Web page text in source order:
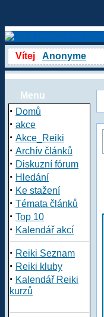
Vítej Anonyme
Menu
· Domů
· akce
· Akce_Reiki
· Archív článků
· Diskuzní fórum
· Hledání
· Ke stažení
· Témata článků
· Top 10
· Kalendář akcí
· Reiki Seznam
· Reiki kluby
· Kalendář Reiki
kurzů